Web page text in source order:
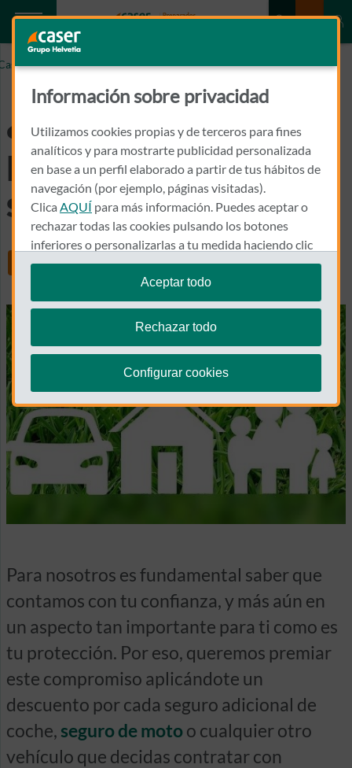
¿Tengo descuentos por tener otro seguro con Caser?
¿Tengo descuentos
por tener otro
seguro con Caser?
Share
Para nosotros es fundamental saber que
contamos con tu confianza, y más aún en
un aspecto tan importante para ti como es
tu protección. Por eso, queremos premiar
este compromiso aplicándote un
descuento por cada seguro adicional de
coche, seguro de motoo cualquier otro
vehículo que decidas contratar con
Información sobre privacidad
Utilizamos cookies propias y de terceros para fines
analíticos y para mostrarte publicidad personalizada
en base a un perfil elaborado a partir de tus hábitos de
navegación (por ejemplo, páginas visitadas).
Clica AQUÍ para más información. Puedes aceptar o
rechazar todas las cookies pulsando los botones
inferiores o personalizarlas a tu medida haciendo clic
en"configurar cookies".
Te recordamos que puedes modificar tus ajustes de
cookies en cualquier momento en la sección
Aceptar todo
Rechazar todo
Configurar cookies